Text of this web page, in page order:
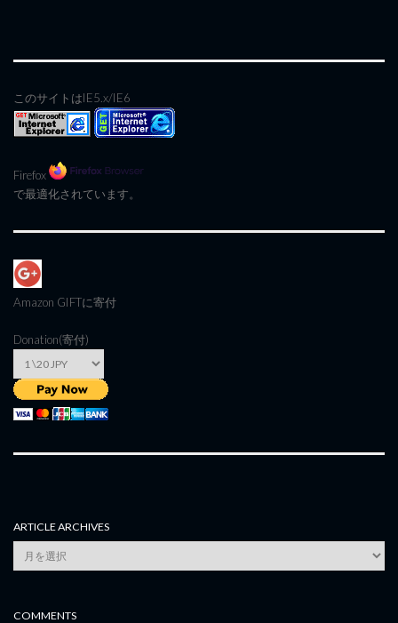
このサイトはIE5.x/IE6
Firefox
で最適化されています。
Amazon GIFTに寄付
Donation(寄付)
ARTICLE ARCHIVES
Article
Archives
COMMENTS